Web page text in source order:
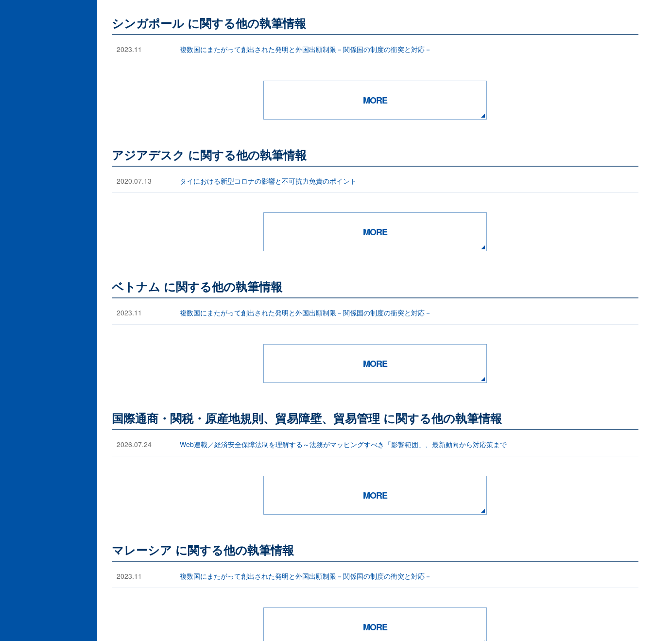
シンガポール に関する他の執筆情報
2023.11 複数国にまたがって創出された発明と外国出願制限－関係国の制度の衝突と対応－
MORE
アジアデスク に関する他の執筆情報
2020.07.13 タイにおける新型コロナの影響と不可抗力免責のポイント
MORE
ベトナム に関する他の執筆情報
2023.11 複数国にまたがって創出された発明と外国出願制限－関係国の制度の衝突と対応－
MORE
国際通商・関税・原産地規則、貿易障壁、貿易管理 に関する他の執筆情報
2026.07.24 Web連載／経済安全保障法制を理解する～法務がマッピングすべき「影響範囲」、最新動向から対応策まで
MORE
マレーシア に関する他の執筆情報
2023.11 複数国にまたがって創出された発明と外国出願制限－関係国の制度の衝突と対応－
MORE